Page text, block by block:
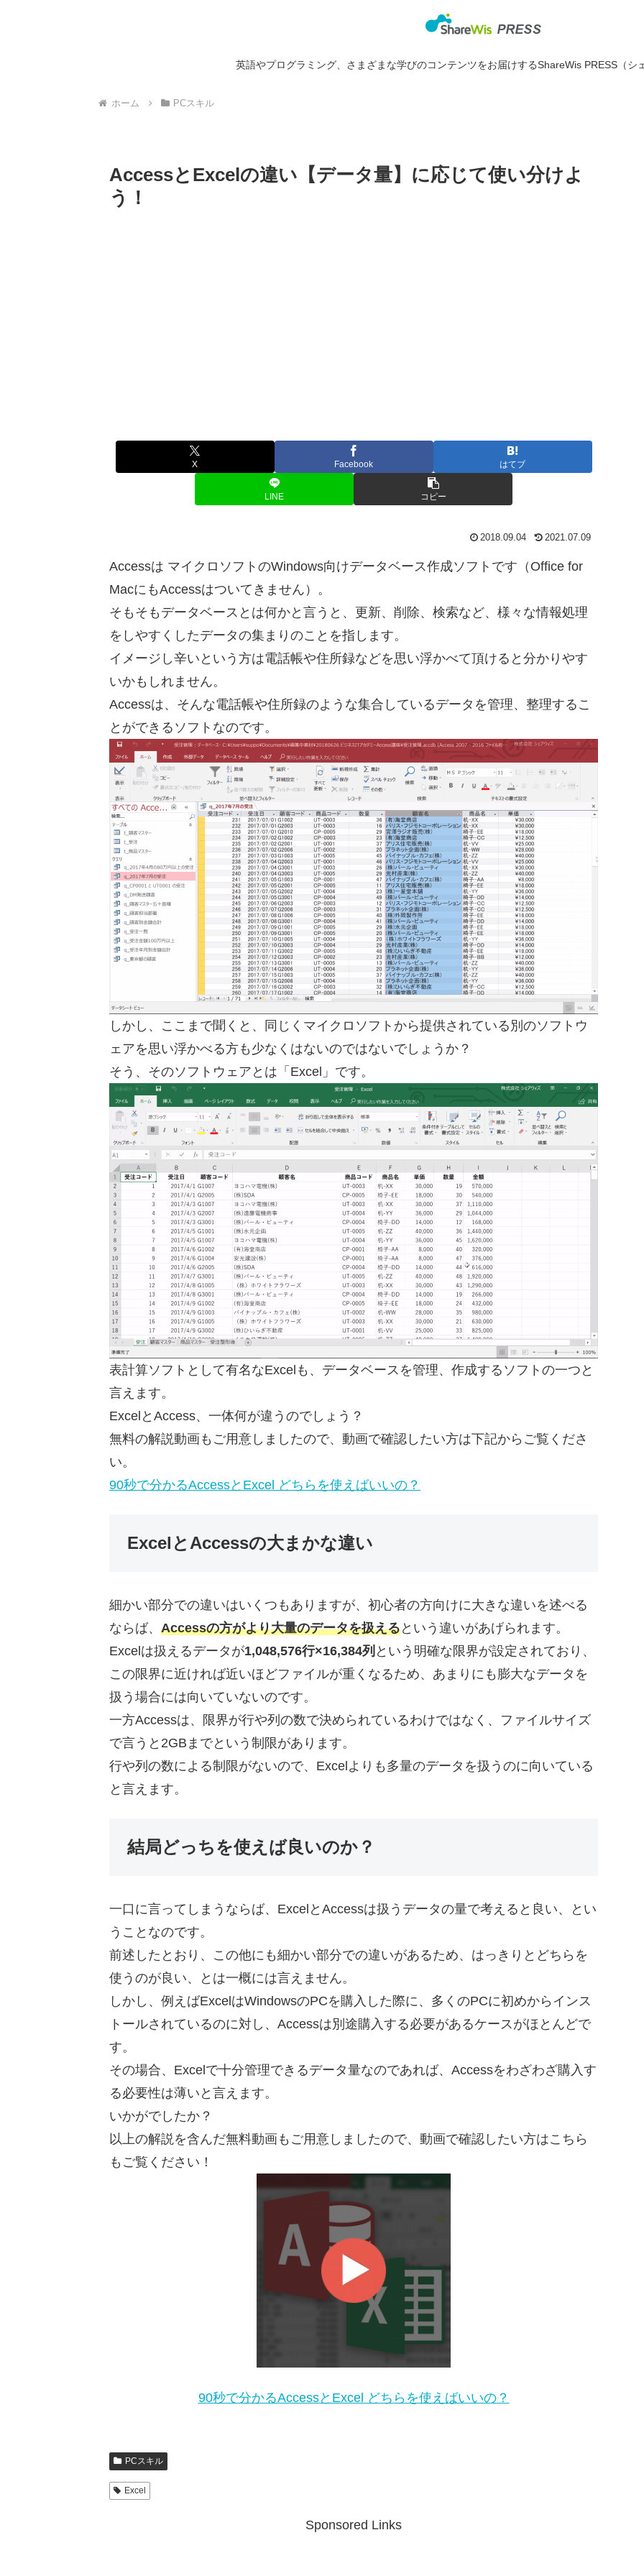
英語やプログラミング、さまざまな学びのコンテンツをお届けするShareWis PRESS（シ
ホーム PCスキル
AccessとExcelの違い【データ量】に応じて使い分けよ
う！
X Facebook はてブ
LINE コピー
2018.09.04 2021.07.09
Accessは マイクロソフトのWindows向けデータベース作成ソフトです（Office for
MacにもAccessはついてきません）。
そもそもデータベースとは何かと言うと、更新、削除、検索など、様々な情報処理
をしやすくしたデータの集まりのことを指します。
イメージし辛いという方は電話帳や住所録などを思い浮かべて頂けると分かりやす
いかもしれません。
Accessは、そんな電話帳や住所録のような集合しているデータを管理、整理するこ
とができるソフトなのです。
しかし、ここまで聞くと、同じくマイクロソフトから提供されている別のソフトウ
ェアを思い浮かべる方も少なくはないのではないでしょうか？
そう、そのソフトウェアとは「Excel」です。
表計算ソフトとして有名なExcelも、データベースを管理、作成するソフトの一つと
言えます。
ExcelとAccess、一体何が違うのでしょう？
無料の解説動画もご用意しましたので、動画で確認したい方は下記からご覧くださ
い。
90秒で分かるAccessとExcel どちらを使えばいいの？
ExcelとAccessの大まかな違い
細かい部分での違いはいくつもありますが、初心者の方向けに大きな違いを述べる
ならば、 Accessの方がより大量のデータを扱えるという違いがあげられます。
Excelは扱えるデータが1,048,576行×16,384列 という明確な限界が設定されており、
この限界に近ければ近いほどファイルが重くなるため、あまりにも膨大なデータを
扱う場合には向いていないのです。
一方Accessは、限界が行や列の数で決められているわけではなく、ファイルサイズ
で言うと2GBまでという制限があります。
行や列の数による制限がないので、Excelよりも多量のデータを扱うのに向いている
と言えます。
結局どっちを使えば良いのか？
一口に言ってしまうならば、ExcelとAccessは扱うデータの量で考えると良い、とい
うことなのです。
前述したとおり、この他にも細かい部分での違いがあるため、はっきりとどちらを
使うのが良い、とは一概には言えません。
しかし、例えばExcelはWindowsのPCを購入した際に、多くのPCに初めからインス
トールされているのに対し、Accessは別途購入する必要があるケースがほとんどで
す。
その場合、Excelで十分管理できるデータ量なのであれば、Accessをわざわざ購入す
る必要性は薄いと言えます。
いかがでしたか？
以上の解説を含んだ無料動画もご用意しましたので、動画で確認したい方はこちら
もご覧ください！
90秒で分かるAccessとExcel どちらを使えばいいの？
PCスキル
Excel
Sponsored Links